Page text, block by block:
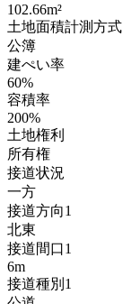
102.66m²
土地面積計測方式
公簿
建ぺい率
60%
容積率
200%
土地権利
所有権
接道状況
一方
接道方向1
北東
接道間口1
6m
接道種別1